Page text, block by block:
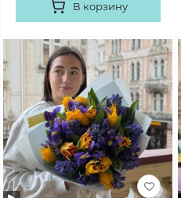
В корзину